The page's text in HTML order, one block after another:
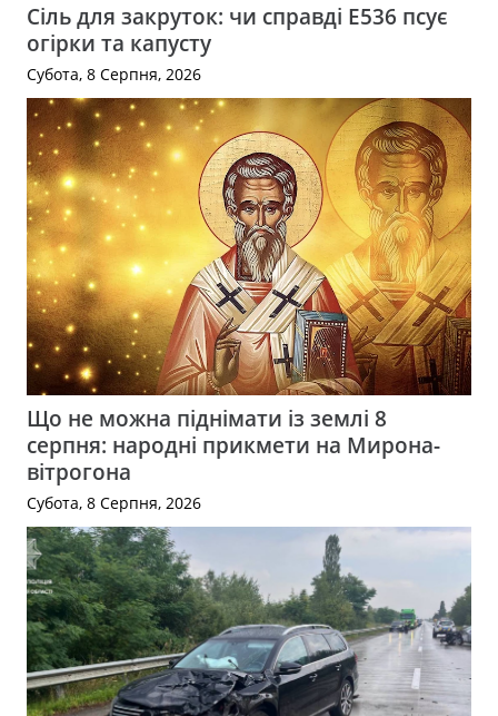
Сіль для закруток: чи справді Е536 псує
огірки та капусту
Субота, 8 Серпня, 2026
Що не можна піднімати із землі 8
серпня: народні прикмети на Мирона-
вітрогона
Субота, 8 Серпня, 2026